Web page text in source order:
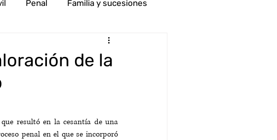
Penal Familia y sucesiones
Minas
de la
resultó en la cesantía de una
penal en el que se incorporó